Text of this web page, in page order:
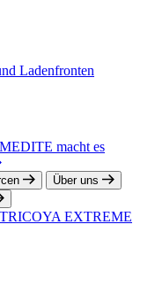
Ladenfronten
MEDITE macht es
Über uns
EXTREME